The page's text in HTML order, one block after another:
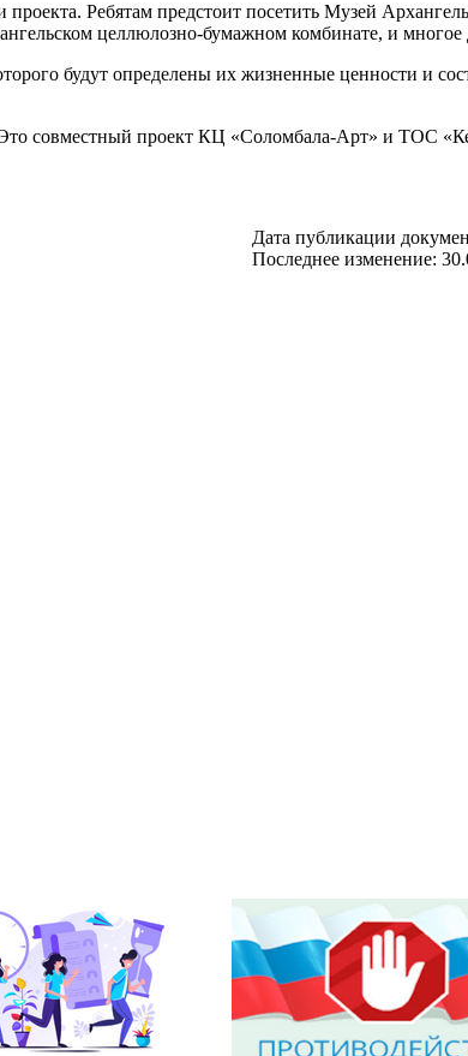
Ребятам предстоит посетить Музей
целлюлозно-бумажном комбинате, и многое
будут определены их жизненные ценности и
Это совместный проект КЦ «Соломбала-Арт» и ТОС
Дата публикации
Последнее изменение: